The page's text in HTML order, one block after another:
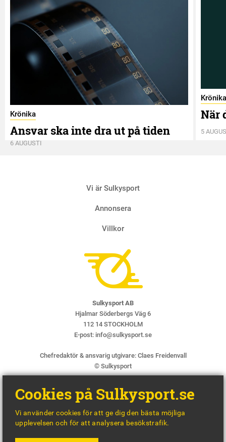
Krönika
Ansvar ska inte dra ut på tiden
6 AUGUSTI
Krönika
När
5
Vi är Sulkysport
Annonsera
Villkor
Sulkysport AB
Hjalmar Söderbergs Väg 6
112 14 STOCKHOLM
E-post: info@sulkysport.se
Chefredaktör & ansvarig utgivare: Claes Freidenvall
© Sulkysport
BY
Cookies på Sulkysport.se
Vi använder cookies för att ge dig den bästa möjliga
upplevelsen och för att analysera besökstrafik.